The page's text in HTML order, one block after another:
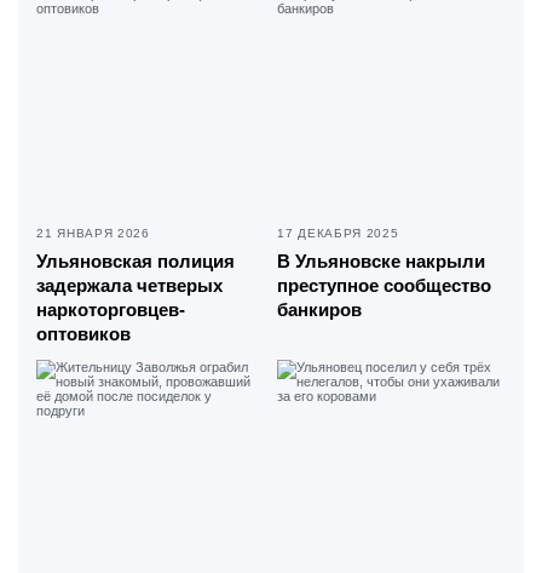
21 ЯНВАРЯ 2026
Ульяновская полиция
задержала четверых
наркоторговцев-
оптовиков
17 ДЕКАБРЯ 2025
В Ульяновске накрыли
преступное сообщество
банкиров